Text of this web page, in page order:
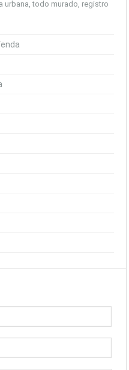
urbana, todo murado, registro